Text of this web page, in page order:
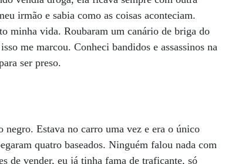
irmão e sabia como as coisas aconteciam.
minha vida. Roubaram um canário de briga do
me marcou. Conheci bandidos e assassinos na
ser preso.
Estava no carro uma vez e era o único
quatro baseados. Ninguém falou nada com
de vender, eu já tinha fama de traficante, só